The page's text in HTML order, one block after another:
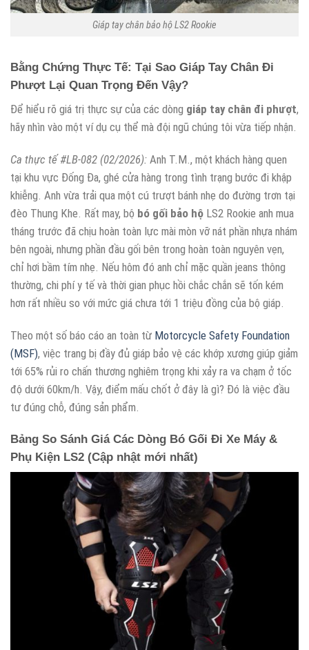
Giáp tay chân bảo hộ LS2 Rookie
Bằng Chứng Thực Tế: Tại Sao Giáp Tay Chân Đi
Phượt Lại Quan Trọng Đến Vậy?
Để hiểu rõ giá trị thực sự của các dòng giáp tay chân đi phượt,
hãy nhìn vào một ví dụ cụ thể mà đội ngũ chúng tôi vừa tiếp nhận.
Ca thực tế #LB-082 (02/2026): Anh T.M., một khách hàng quen
tại khu vực Đống Đa, ghé cửa hàng trong tình trạng bước đi khập
khiễng. Anh vừa trải qua một cú trượt bánh nhẹ do đường trơn tại
đèo Thung Khe. Rất may, bộ bó gối bảo hộ LS2 Rookie anh mua
tháng trước đã chịu hoàn toàn lực mài mòn vỡ nát phần nhựa nhám
bên ngoài, nhưng phần đầu gối bên trong hoàn toàn nguyên vẹn,
chỉ hơi bầm tím nhẹ. Nếu hôm đó anh chỉ mặc quần jeans thông
thường, chi phí y tế và thời gian phục hồi chắc chắn sẽ tốn kém
hơn rất nhiều so với mức giá chưa tới 1 triệu đồng của bộ giáp.
Theo một số báo cáo an toàn từ Motorcycle Safety Foundation
(MSF), việc trang bị đầy đủ giáp bảo vệ các khớp xương giúp giảm
tới 65% rủi ro chấn thương nghiêm trọng khi xảy ra va chạm ở tốc
độ dưới 60km/h. Vậy, điểm mấu chốt ở đây là gì? Đó là việc đầu
tư đúng chỗ, đúng sản phẩm.
Bảng So Sánh Giá Các Dòng Bó Gối Đi Xe Máy &
Phụ Kiện LS2 (Cập nhật mới nhất)